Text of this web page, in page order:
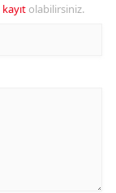
kayıt olabilirsiniz.